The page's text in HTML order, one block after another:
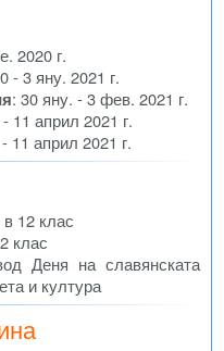
2020 г.
- 3 яну. 2021 г.
: 30 яну. - 3 фев. 2021 г.
11 април 2021 г.
11 април 2021 г.
12 клас
клас
Деня на славянската
и култура